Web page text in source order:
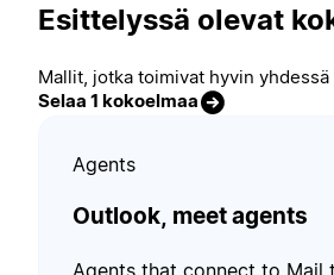
Esittelyssä olevat
Mallit, jotka toimivat hyvin yhdessä
Selaa 1 kokoelmaa
Agents
Outlook, meet agents